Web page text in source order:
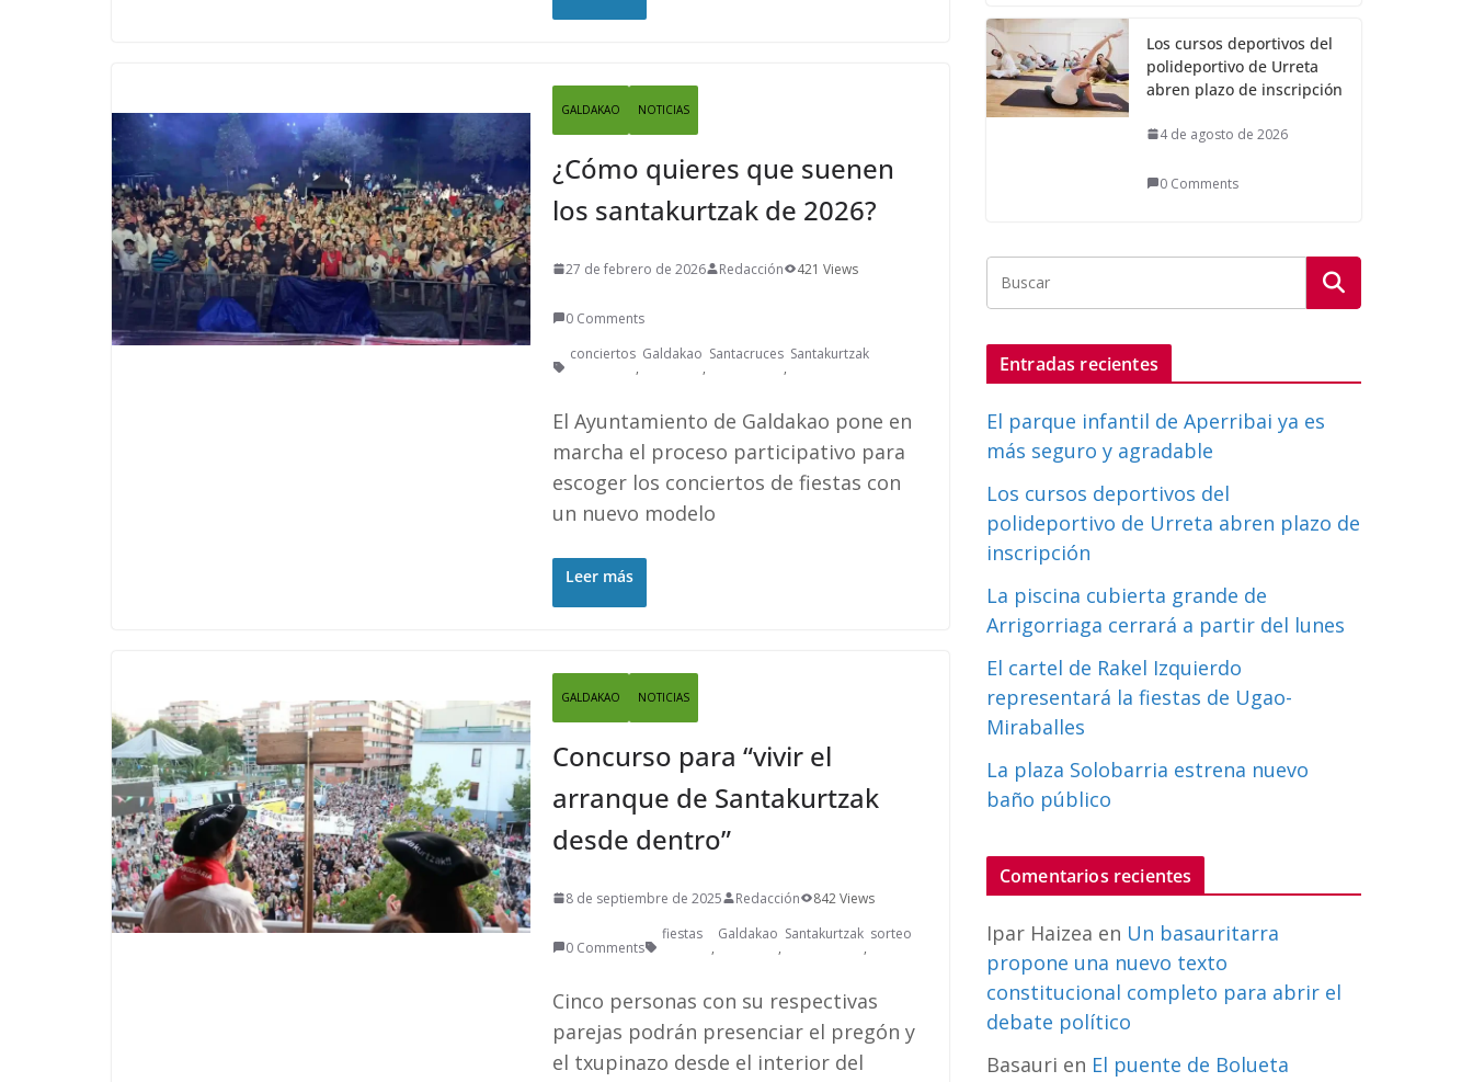
GALDAKAO NOTICIAS
¿Cómo quieres que suenen
los santakurtzak de 2026?
27 de febrero de 2026 Redacción 421 Views
0 Comments
conciertos
,
Galdakao
,
Santacruces
,
Santakurtzak
El Ayuntamiento de Galdakao pone en
marcha el proceso participativo para
escoger los conciertos de fiestas con
un nuevo modelo
Leer más
GALDAKAO NOTICIAS
Concurso para “vivir el
arranque de Santakurtzak
desde dentro”
8 de septiembre de 2025 Redacción 842 Views
0 Comments
fiestas
,
Galdakao
,
Santakurtzak
,
sorteo
Cinco personas con su respectivas
parejas podrán presenciar el pregón y
el txupinazo desde el interior del
Los cursos deportivos del
polideportivo de Urreta
abren plazo de inscripción
4 de agosto de 2026
0 Comments
Entradas recientes
El parque infantil de Aperribai ya es
más seguro y agradable
Los cursos deportivos del
polideportivo de Urreta abren plazo de
inscripción
La piscina cubierta grande de
Arrigorriaga cerrará a partir del lunes
El cartel de Rakel Izquierdo
representará la fiestas de Ugao-
Miraballes
La plaza Solobarria estrena nuevo
baño público
Comentarios recientes
Ipar Haizea en Un basauritarra
propone una nuevo texto
constitucional completo para abrir el
debate político
Basauri en El puente de Bolueta